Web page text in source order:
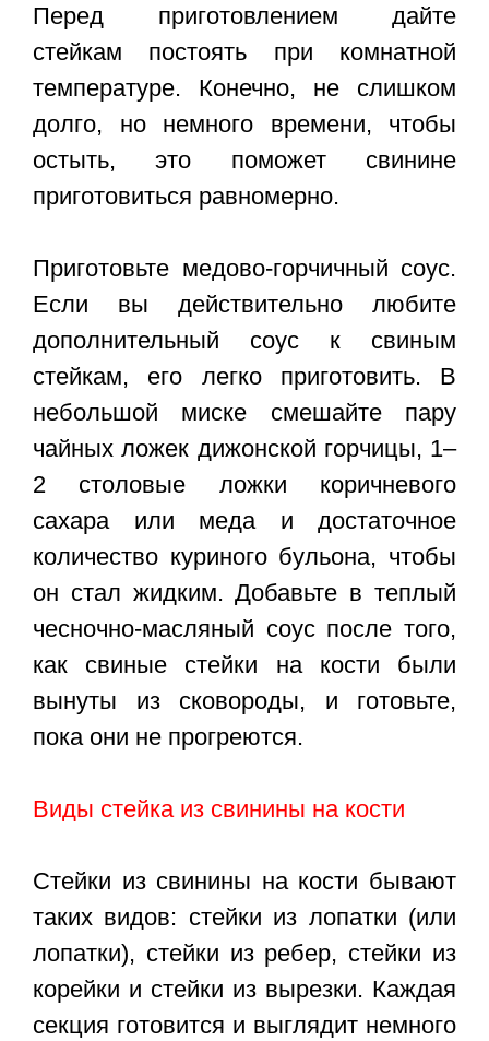
Перед приготовлением дайте
стейкам постоять при комнатной
температуре. Конечно, не слишком
долго, но немного времени, чтобы
остыть, это поможет свинине
приготовиться равномерно.
Приготовьте медово-горчичный соус.
Если вы действительно любите
дополнительный соус к свиным
стейкам, его легко приготовить. В
небольшой миске смешайте пару
чайных ложек дижонской горчицы, 1–
2 столовые ложки коричневого
сахара или меда и достаточное
количество куриного бульона, чтобы
он стал жидким. Добавьте в теплый
чесночно-масляный соус после того,
как свиные стейки на кости были
вынуты из сковороды, и готовьте,
пока они не прогреются.
Виды стейка из свинины на кости
Стейки из свинины на кости бывают
таких видов: стейки из лопатки (или
лопатки), стейки из ребер, стейки из
корейки и стейки из вырезки. Каждая
секция готовится и выглядит немного